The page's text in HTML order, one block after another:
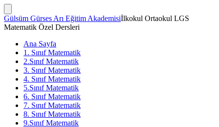
İçeriğe
atla
Arama
Çubuğunu
Göster/Gizle
Gülsüm Gürses Arı Eğitim Akademisiİlkokul Ortaokul LGS
Matematik Özel Dersleri
Ana Sayfa
1. Sınıf Matematik
2.Sınıf Matematik
3. Sınıf Matematik
4. Sınıf Matematik
5.Sınıf Matematik
6. Sınıf Matematik
7. Sınıf Matematik
8. Sınıf Matematik
9.Sınıf Matematik